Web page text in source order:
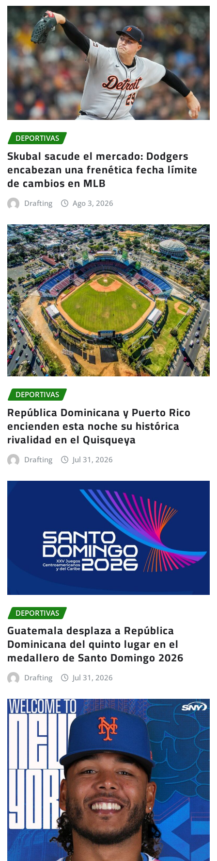
DEPORTIVAS
Skubal sacude el mercado: Dodgers
encabezan una frenética fecha límite
de cambios en MLB
Drafting Ago 3, 2026
DEPORTIVAS
República Dominicana y Puerto Rico
encienden esta noche su histórica
rivalidad en el Quisqueya
Drafting Jul 31, 2026
DEPORTIVAS
Guatemala desplaza a República
Dominicana del quinto lugar en el
medallero de Santo Domingo 2026
Drafting Jul 31, 2026